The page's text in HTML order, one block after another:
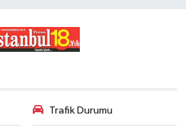
Trafik Durumu